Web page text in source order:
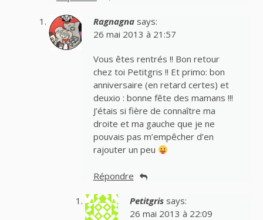
Ragnagna says:
26 mai 2013 à 21:57
Vous êtes rentrés !! Bon retour
chez toi Petitgris !! Et primo: bon
anniversaire (en retard certes) et
deuxio : bonne fête des mamans !!!
J’étais si fière de connaître ma
droite et ma gauche que je ne
pouvais pas m’empêcher d’en
rajouter un peu
Répondre
Petitgris says:
26 mai 2013 à 22:09